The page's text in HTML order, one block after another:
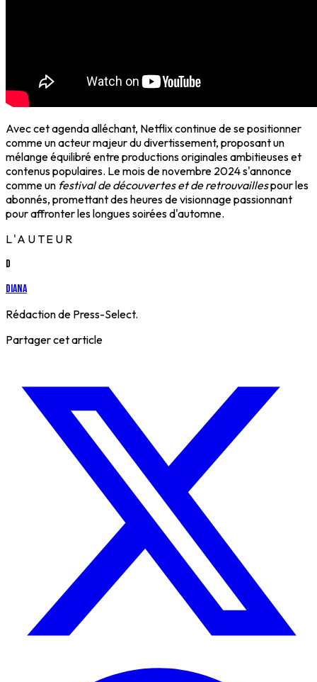
Avec cet agenda alléchant, Netflix continue de se positionner
comme un acteur majeur du divertissement, proposant un
mélange équilibré entre productions originales ambitieuses et
contenus populaires. Le mois de novembre 2024 s'annonce
comme un festival de découvertes et de retrouvaillespour les
abonnés, promettant des heures de visionnage passionnant
pour affronter les longues soirées d'automne.
L'AUTEUR
D
Diana
Rédaction de Press-Select.
Partager cet article